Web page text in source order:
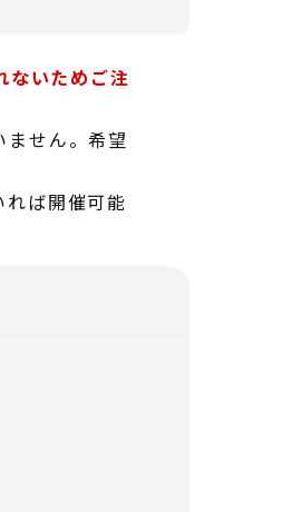
ないためご注
せん。希望
ば開催可能